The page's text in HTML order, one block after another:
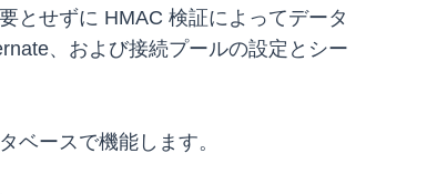
とせずに HMAC 検証によってデータ
、および接続プールの設定とシー
ベースで機能します。